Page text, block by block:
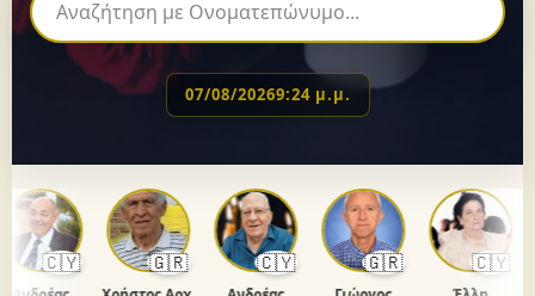
07/08/20269:24 μ.μ.
🇨🇾 🇬🇷 🇨🇾 🇬🇷 🇨🇾